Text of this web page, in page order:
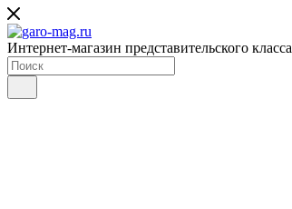
Интернет-магазин представительского класса